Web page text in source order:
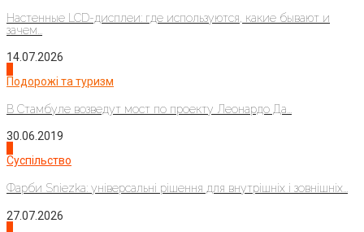
Настенные LCD-дисплеи: где используются, какие бывают и
зачем...
14.07.2026
Подорожі та туризм
В Стамбуле возведут мост по проекту Леонардо Да...
30.06.2019
Суспільство
Фарби Sniezka: універсальні рішення для внутрішніх і зовнішніх...
27.07.2026